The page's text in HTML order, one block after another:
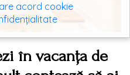
în vacanța de
acord cookie